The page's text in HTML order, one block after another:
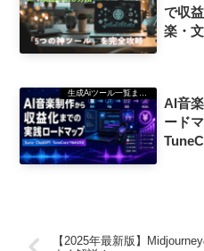
で収
楽・
AI音
ード
【2025年最新版】